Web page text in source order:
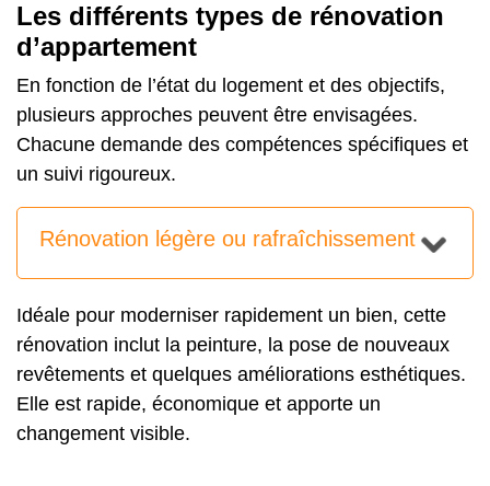
Les différents types de rénovation
d’appartement
En fonction de l’état du logement et des objectifs,
plusieurs approches peuvent être envisagées.
Chacune demande des compétences spécifiques et
un suivi rigoureux.
Rénovation légère ou rafraîchissement
Idéale pour moderniser rapidement un bien, cette
rénovation inclut la peinture, la pose de nouveaux
revêtements et quelques améliorations esthétiques.
Elle est rapide, économique et apporte un
changement visible.